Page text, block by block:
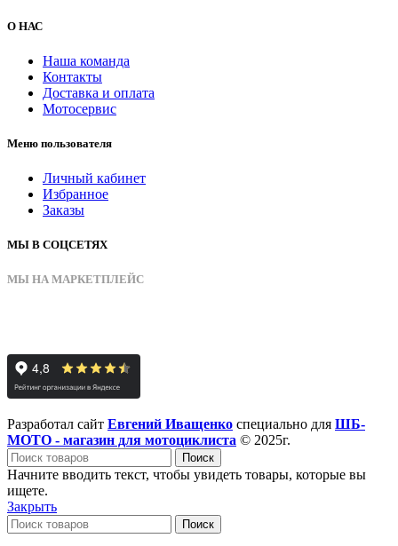
О НАС
Наша команда
Контакты
Доставка и оплата
Мотосервис
Меню пользователя
Личный кабинет
Избранное
Заказы
МЫ В СОЦСЕТЯХ
МЫ НА МАРКЕТПЛЕЙС
Разработал сайт Евгений Иващенко специально для ШБ-
МОТО - магазин для мотоциклиста © 2025г.
Поиск
Начните вводить текст, чтобы увидеть товары, которые вы
ищете.
Закрыть
Поиск